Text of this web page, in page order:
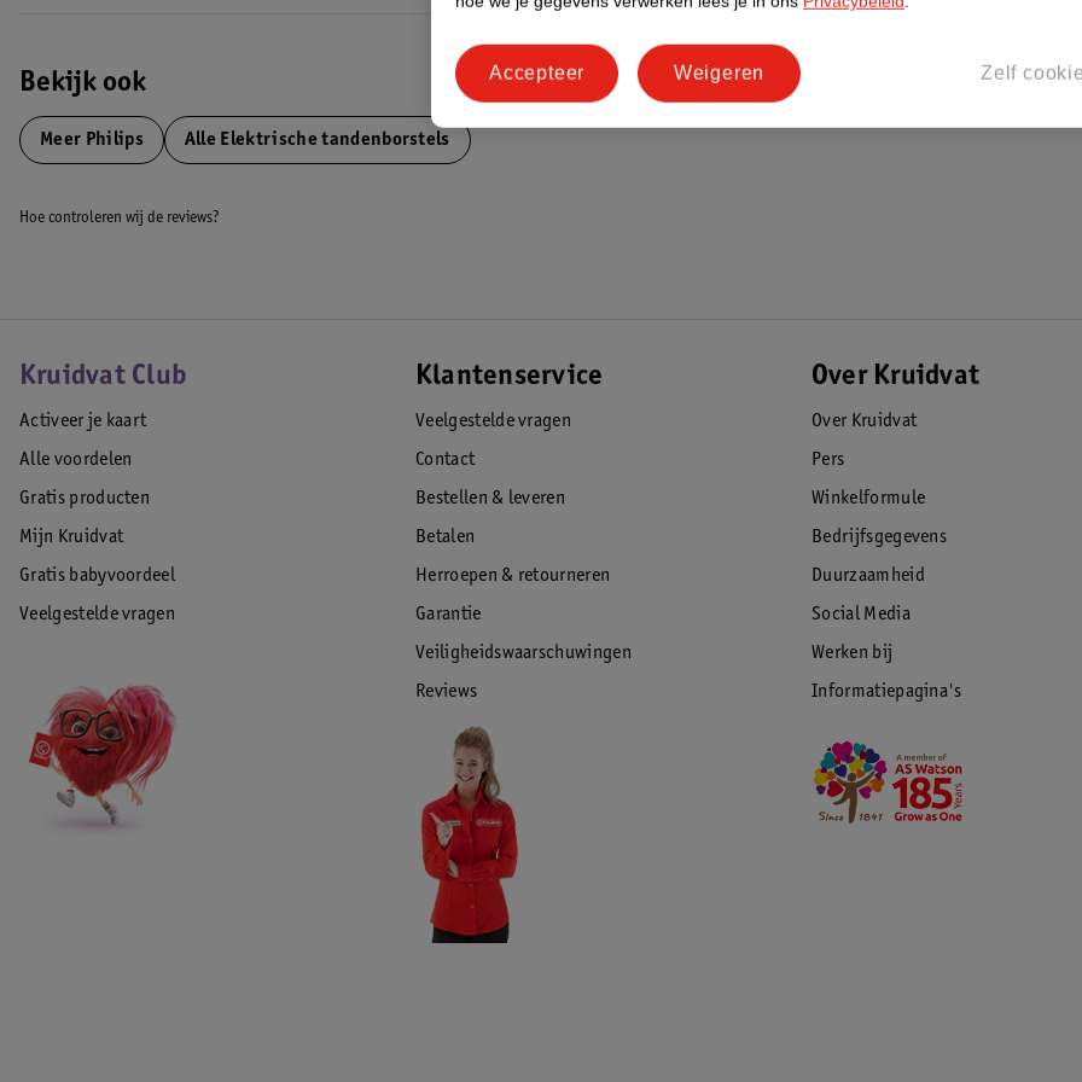
Elke stand kan op drie verschillende sterktes gebruikt worden.
Vervangen van je opzetborstel
De BrushSync-technologie laat je weten wanneer het tijd is om je opzetborstel te vervangen, zodat je altijd de
Bekijk ook
Meer Philips Alle Elektrische tandenborstels
Hoe controleren wij de reviews?
Kruidvat Club
Activeer je kaart
Alle voordelen
Gratis producten
Mijn Kruidvat
Gratis babyvoordeel
Veelgestelde vragen
Klantenservice
Veelgestelde vragen
Contact
Bestellen & leveren
Betalen
Herroepen & retourneren
Garantie
Veiligheidswaarschuwingen
Reviews
Over Kruidvat
Over Kruidvat
Pers
Winkelformule
Bedrijfsgegevens
Duurzaamheid
Social Media
Werken bij
Informatiepagina's
Zelf
Weigeren
Accepteer